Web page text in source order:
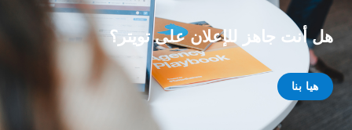
هل أنت جاهز للإعلان على تويتر؟
هيا بنا